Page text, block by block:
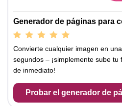
Generador de páginas para
Convierte cualquier imagen en
segundos – ¡simplemente sube
de inmediato!
Probar el generador de